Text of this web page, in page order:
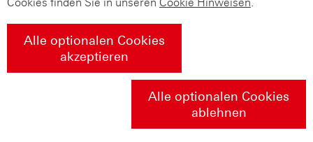
Alle optionalen Cookies
akzeptieren
Alle optionalen Cookies
ablehnen